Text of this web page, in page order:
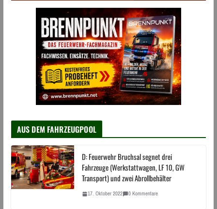
AUS DEM FAHRZEUGPOOL
D: Feuerwehr Bruchsal segnet drei
Fahrzeuge (Werkstattwagen, LF 10, GW
Transport) und zwei Abrollbehälter
17. Oktober 2022 0 Kommentare